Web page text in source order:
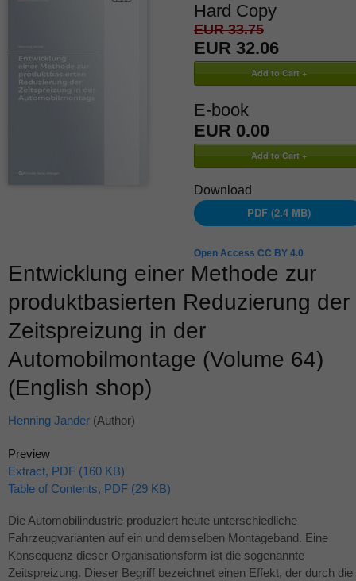
Hard Copy
EUR 33.75
EUR 32.06
E-book
EUR 0.00
Download
PDF (2.4 MB)
Open Access CC BY 4.0
Entwicklung einer Methode zur
produktbasierten Reduzierung der
Zeitspreizung in der
Automobilmontage (Volume 64)
(English shop)
Henning Jander (Author)
Preview
Extract, PDF (160 KB)
Table of Contents, PDF (29 KB)
Die Automobilindustrie produziert heute unterschiedliche
Fahrzeugvarianten auf ein und demselben Montageband. Eine
Konsequenz dieser Organisationsform ist die sogenannte
Zeitspreizung. Dieser Begriff bezeichnet einen Effekt, der durch die